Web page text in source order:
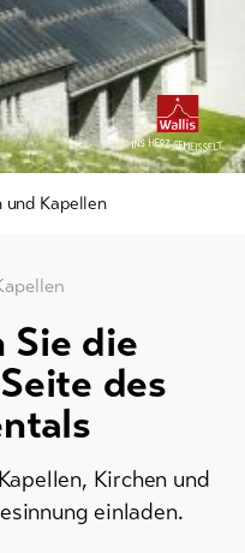
und Kapellen
Sie die
des
Kirchen und
einladen.